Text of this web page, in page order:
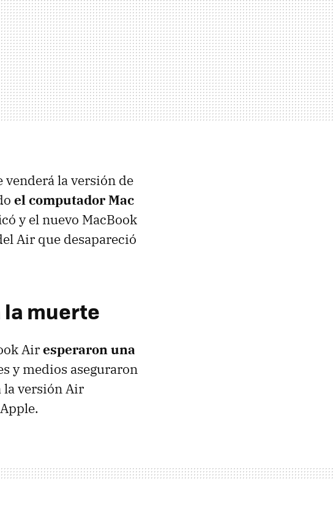
la versión de
el computador Mac
y el nuevo MacBook
Air que desapareció
la muerte
Airesperaron una
y medios aseguraron
la versión Air